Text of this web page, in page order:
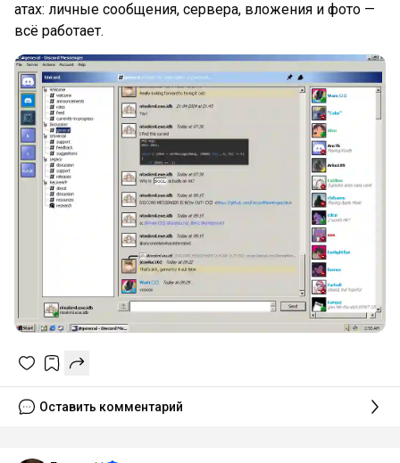
атах: личные сообщения, сервера, вложения и фото —
всё работает.
Оставить комментарий